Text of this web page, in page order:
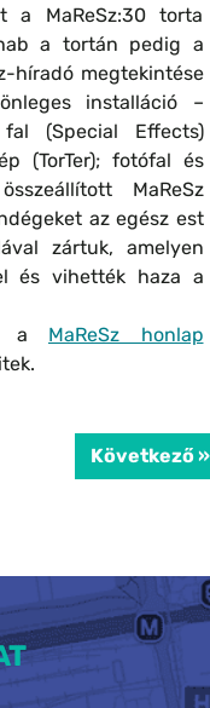
a MaReSz:30 torta
a tortán pedig a
híradó megtekintése
installáció –
fal (Special Effects)
(TorTer); fotófal és
MaReSz
az egész est
zártuk, amelyen
és vihették haza a
a MaReSz honlap
Következő »